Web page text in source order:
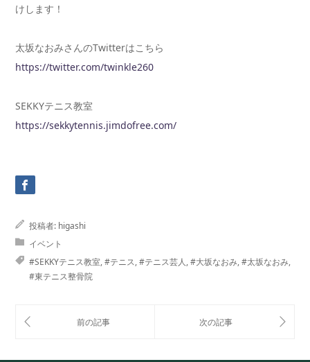
けします！
太坂なおみさんのTwitterはこちら
https://twitter.com/twinkle260
SEKKYテニス教室
https://sekkytennis.jimdofree.com/
投稿者: higashi
イベント
#SEKKYテニス教室,#テニス,#テニス芸人,#大坂なおみ,#太坂なおみ,
#東テニス整骨院